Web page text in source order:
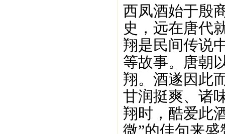
西凤酒始于殷
史，远在唐代
翔是民间传说
等故事。唐朝
翔。酒遂因此
甘润挺爽、诸
翔时，酷爱此
微”的佳句来